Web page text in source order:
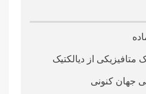
متافیزیکی از دیالکتیک
جهان کنونی